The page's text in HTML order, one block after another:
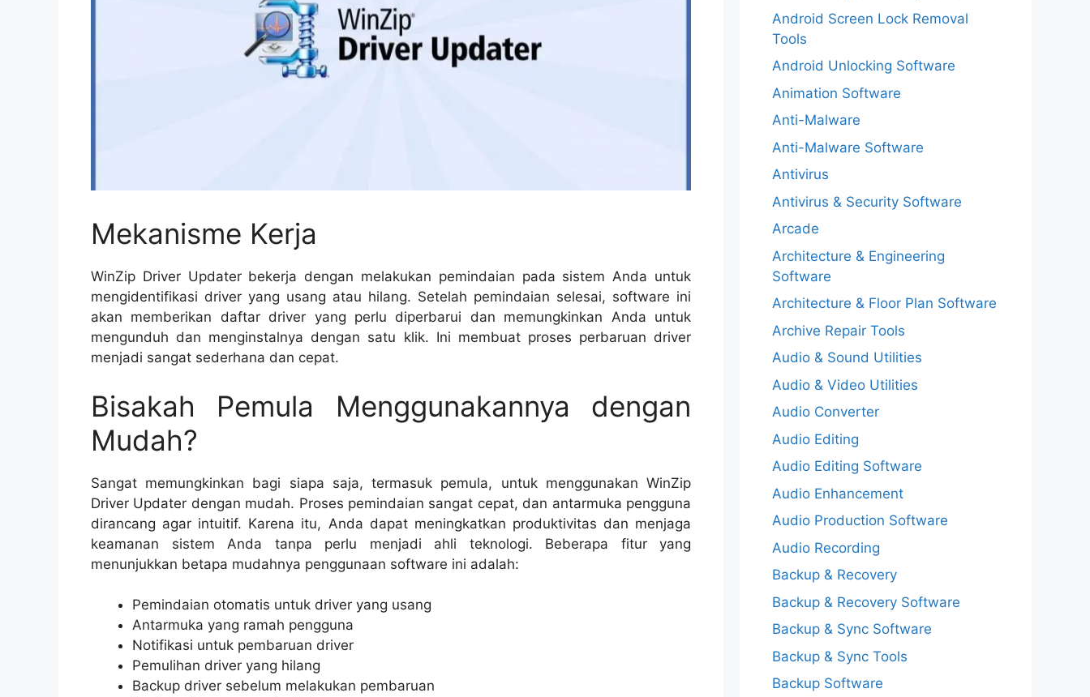
Mekanisme Kerja
WinZip Driver Updater bekerja dengan melakukan pemindaian pada sistem Anda untuk
mengidentifikasi driver yang usang atau hilang. Setelah pemindaian selesai, software ini
akan memberikan daftar driver yang perlu diperbarui dan memungkinkan Anda untuk
mengunduh dan menginstalnya dengan satu klik. Ini membuat proses perbaruan driver
menjadi sangat sederhana dan cepat.
Bisakah Pemula Menggunakannya dengan
Mudah?
Sangat memungkinkan bagi siapa saja, termasuk pemula, untuk menggunakan WinZip
Driver Updater dengan mudah. Proses pemindaian sangat cepat, dan antarmuka pengguna
dirancang agar intuitif. Karena itu, Anda dapat meningkatkan produktivitas dan menjaga
keamanan sistem Anda tanpa perlu menjadi ahli teknologi. Beberapa fitur yang
menunjukkan betapa mudahnya penggunaan software ini adalah:
Pemindaian otomatis untuk driver yang usang
Antarmuka yang ramah pengguna
Notifikasi untuk pembaruan driver
Pemulihan driver yang hilang
Backup driver sebelum melakukan pembaruan
Android Screen Lock Removal
Tools
Android Unlocking Software
Animation Software
Anti-Malware
Anti-Malware Software
Antivirus
Antivirus & Security Software
Arcade
Architecture & Engineering
Software
Architecture & Floor Plan Software
Archive Repair Tools
Audio & Sound Utilities
Audio & Video Utilities
Audio Converter
Audio Editing
Audio Editing Software
Audio Enhancement
Audio Production Software
Audio Recording
Backup & Recovery
Backup & Recovery Software
Backup & Sync Software
Backup & Sync Tools
Backup Software